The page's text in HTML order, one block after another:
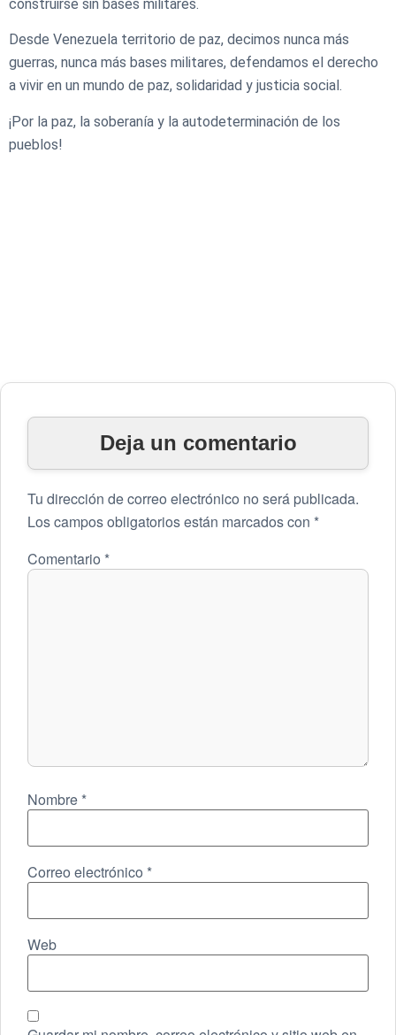
construirse sin bases militares.
Desde Venezuela territorio de paz, decimos nunca más
guerras, nunca más bases militares, defendamos el derecho
a vivir en un mundo de paz, solidaridad y justicia social.
¡Por la paz, la soberanía y la autodeterminación de los
pueblos!
Deja un comentario
Tu dirección de correo electrónico no será publicada.
Los campos obligatorios están marcados con *
Comentario *
Nombre *
Correo electrónico *
Web